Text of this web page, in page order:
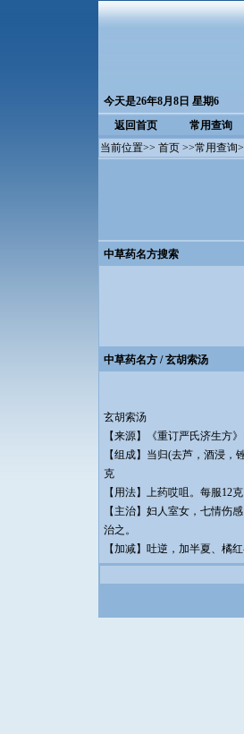
今天是26年8月8日 星期6
返回首页
常用查询
当前位置>> 首页 >>常用查询
中草药名方搜索
中草药名方 / 玄胡索汤
玄胡索汤
【来源】《重订严氏济生方》
【组成】当归(去芦，酒浸
克
【用法】上药哎咀。每服12
【主治】妇人室女，七情伤
治之。
【加减】吐逆，加半夏、橘红